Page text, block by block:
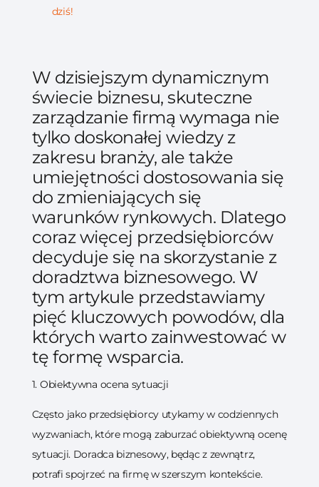
dziś!
W dzisiejszym dynamicznym
świecie biznesu, skuteczne
zarządzanie firmą wymaga nie
tylko doskonałej wiedzy z
zakresu branży, ale także
umiejętności dostosowania się
do zmieniających się
warunków rynkowych. Dlatego
coraz więcej przedsiębiorców
decyduje się na skorzystanie z
doradztwa biznesowego. W
tym artykule przedstawiamy
pięć kluczowych powodów, dla
których warto zainwestować w
tę formę wsparcia.
1. Obiektywna ocena sytuacji
Często jako przedsiębiorcy utykamy w codziennych
wyzwaniach, które mogą zaburzać obiektywną ocenę
sytuacji. Doradca biznesowy, będąc z zewnątrz,
potrafi spojrzeć na firmę w szerszym kontekście.